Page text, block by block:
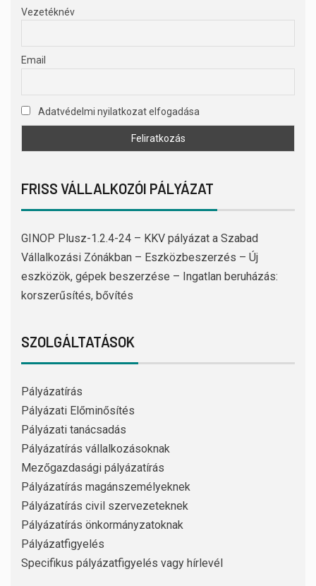
Vezetéknév
Email
Adatvédelmi nyilatkozat elfogadása
FRISS VÁLLALKOZÓI PÁLYÁZAT
GINOP Plusz-1.2.4-24 – KKV pályázat a Szabad
Vállalkozási Zónákban – Eszközbeszerzés – Új
eszközök, gépek beszerzése – Ingatlan beruházás:
korszerűsítés, bővítés
SZOLGÁLTATÁSOK
Pályázatírás
Pályázati Előminősítés
Pályázati tanácsadás
Pályázatírás vállalkozásoknak
Mezőgazdasági pályázatírás
Pályázatírás magánszemélyeknek
Pályázatírás civil szervezeteknek
Pályázatírás önkormányzatoknak
Pályázatfigyelés
Specifikus pályázatfigyelés vagy hírlevél